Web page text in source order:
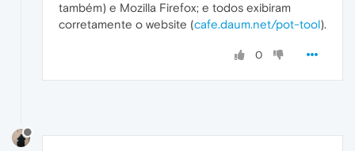
também) e Mozilla Firefox; e todos exibiram
corretamente o website (cafe.daum.net/pot-tool).
0